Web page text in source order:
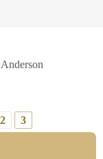
Anderson
2 3